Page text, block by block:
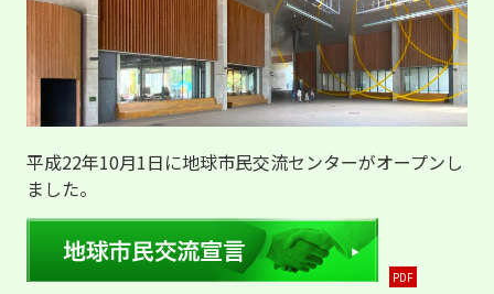
平成22年10月1日に地球市民交流センターがオープンし
ました。